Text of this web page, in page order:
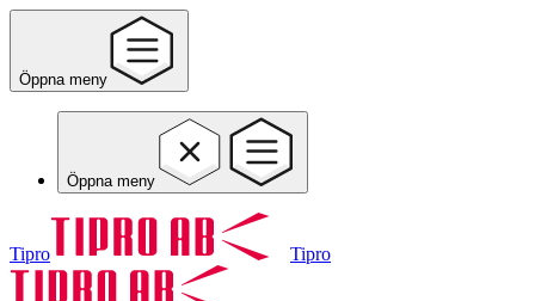
Öppna meny
Öppna meny
Tipro Tipro